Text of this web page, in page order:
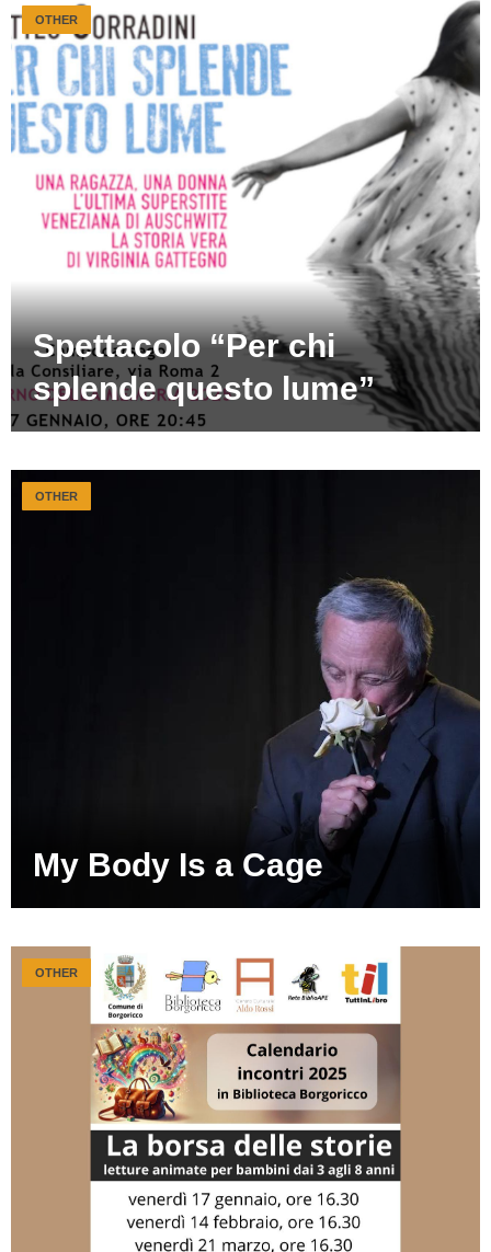
Spettacolo “Per chi
splende questo lume”
OTHER
My Body Is a Cage
OTHER
OTHER